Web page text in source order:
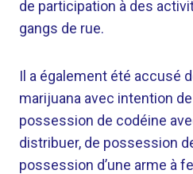
de participation à des
gangs de rue.
Il a également été accusé
marijuana avec intention
possession de codéine
distribuer, de possession
possession d’une arme à